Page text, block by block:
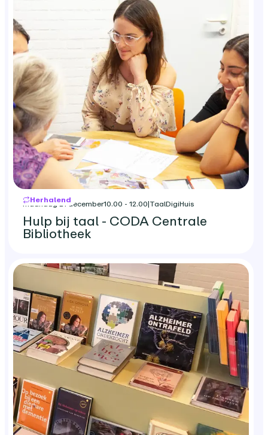
Herhalend
maandag 21 december10.00 - 12.00|TaalDigiHuis
Hulp bij taal - CODA Centrale
Bibliotheek